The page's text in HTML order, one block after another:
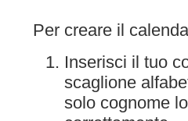
Per creare il
Inserisci il tuo
scaglione
solo cognome